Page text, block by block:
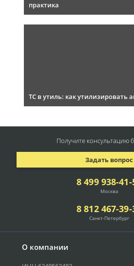
практика
ТС в утиль: как утилизировать
О компании
8 499 938-41-
Москва
8 812 467-39-
Санкт-Петербург
Задать вопрос
Получите консультацию